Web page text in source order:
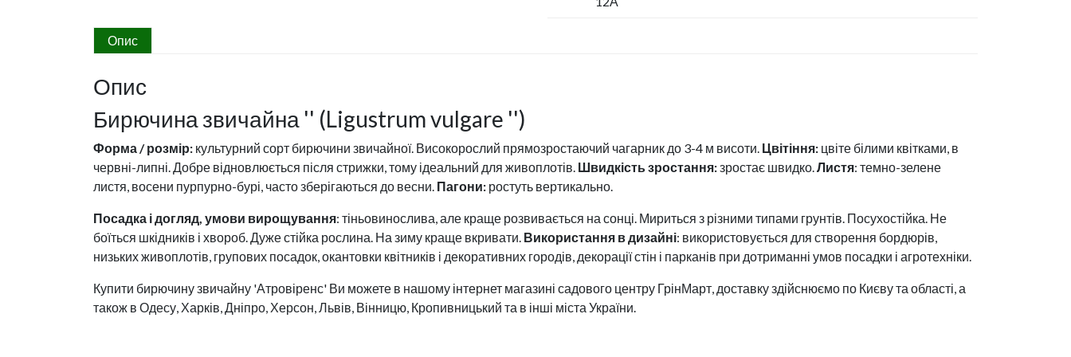
Опис
Опис
Бирючина звичайна '' (Ligustrum vulgare '')
Форма / розмір: культурний сорт бирючини звичайної. Високорослий прямозростаючий чагарник до 3-4 м висоти. Цвітіння: цвіте білими квітками, в
червні-липні. Добре відновлюється після стрижки, тому ідеальний для живоплотів. Швидкість зростання:зростає швидко.Листя: темно-зелене
листя, восени пурпурно-бурі, часто зберігаються до весни. Пагони: ростуть вертикально.
Посадка і догляд, умови вирощування: тіньовинослива, але краще розвивається на сонці. Мириться з різними типами грунтів. Посухостійка. Не
боїться шкідників і хвороб. Дуже стійка рослина. На зиму краще вкривати. Використання в дизайні: використовується для створення бордюрів,
низьких живоплотів, групових посадок, окантовки квітників і декоративних городів, декорації стін і парканів при дотриманні умов посадки і агротехніки.
Купити бирючину звичайну 'Атровіренс' Ви можете в нашому інтернет магазині садового центру ГрінМарт, доставку здійснюємо по Києву та області, а
також в Одесу, Харків, Дніпро, Херсон, Львів, Вінницю, Кропивницький та в інші міста України.